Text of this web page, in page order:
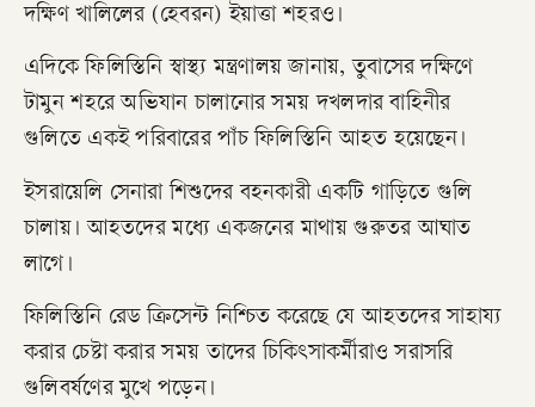
দক্ষিণ খালিলের (হেবরন) ইয়াত্তা শহরও।
এদিকে ফিলিস্তিনি স্বাস্থ্য মন্ত্রণালয় জানায়, তুবাসের দক্ষিণে
টামুন শহরে অভিযান চালানোর সময় দখলদার বাহিনীর
গুলিতে একই পরিবারের পাঁচ ফিলিস্তিনি আহত হয়েছেন।
ইসরায়েলি সেনারা শিশুদের বহনকারী একটি গাড়িতে গুলি
চালায়। আহতদের মধ্যে একজনের মাথায় গুরুতর আঘাত
লাগে।
ফিলিস্তিনি রেড ক্রিসেন্ট নিশ্চিত করেছে যে আহতদের সাহায্য
করার চেষ্টা করার সময় তাদের চিকিৎসাকর্মীরাও সরাসরি
গুলিবর্ষণের মুখে পড়েন।